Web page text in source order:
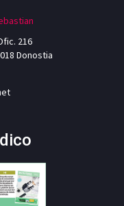
216
Donostia